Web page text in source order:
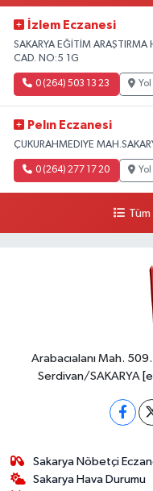
İzlem Eczanesi
SAKARYA EĞİTİM ARAŞTIRMA
CAD. NO:5 1G
0 (264) 503 13 23 Yol
Pelın Eczanesi
ÇUKURAHMEDIYE
0 (264) 277 17 20 Yol
Arabacıalanı Mah.
Serdivan/SAKARYA
Sakarya Nöbetçi
Sakarya Hava Durumu